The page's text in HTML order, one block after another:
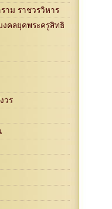
าม ราชวรวิหาร
งคลยุคพระครูสิทธิ
วร